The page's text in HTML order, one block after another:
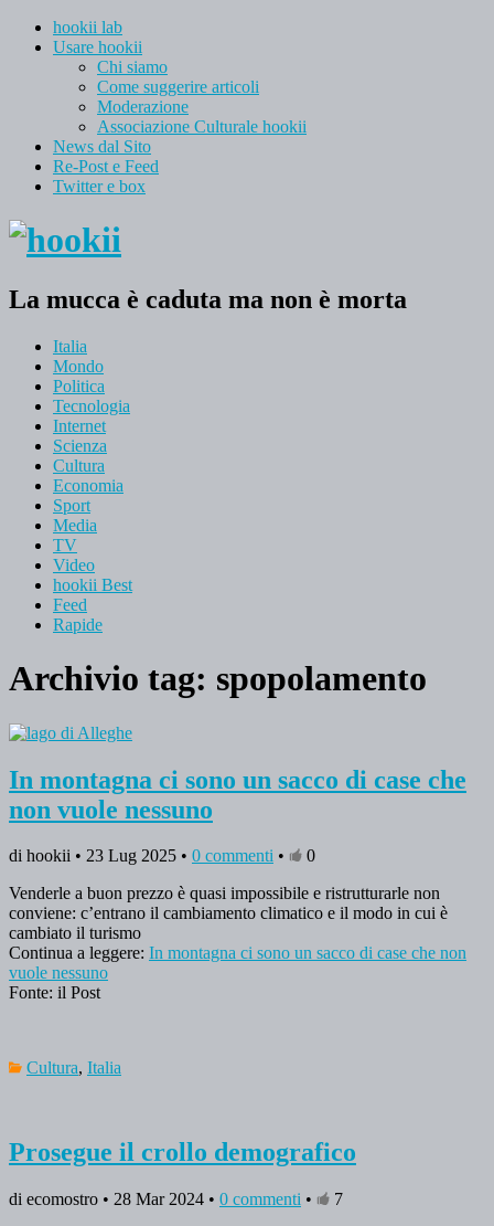
hookii lab
Usare hookii
Chi siamo
Come suggerire articoli
Moderazione
Associazione Culturale hookii
News dal Sito
Re-Post e Feed
Twitter e box
La mucca è caduta ma non è morta
Italia
Mondo
Politica
Tecnologia
Internet
Scienza
Cultura
Economia
Sport
Media
TV
Video
hookii Best
Feed
Rapide
Archivio tag: spopolamento
In montagna ci sono un sacco di case che
non vuole nessuno
di hookii • 23 Lug 2025 • 0 commenti •
0
Venderle a buon prezzo è quasi impossibile e ristrutturarle non
conviene: c’entrano il cambiamento climatico e il modo in cui è
cambiato il turismo
Continua a leggere: In montagna ci sono un sacco di case che non
vuole nessuno
Fonte: il Post
Cultura, Italia
Prosegue il crollo demografico
di ecomostro • 28 Mar 2024 • 0 commenti •
7